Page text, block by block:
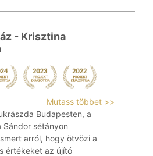
- Krisztina
Mutass többet >>
Budapesten, a
Sándor sétányon
arról, hogy ötvözi a
értékeket az újító